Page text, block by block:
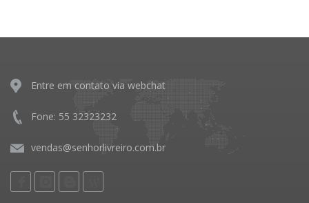
Entre em contato via webchat
Fone: 55 32323232
vendas@senhorlivreiro.com.br